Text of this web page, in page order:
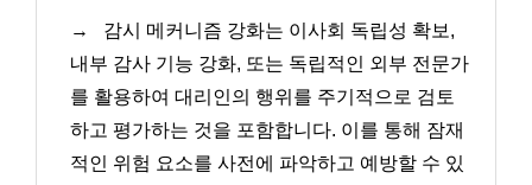
→
감시 메커니즘 강화는 이사회 독립성 확보,
내부 감사 기능 강화, 또는 독립적인 외부 전문가
를 활용하여 대리인의 행위를 주기적으로 검토
하고 평가하는 것을 포함합니다. 이를 통해 잠재
적인 위험 요소를 사전에 파악하고 예방할 수 있